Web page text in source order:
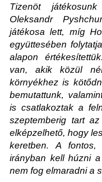
Tizenöt
Oleksandr
játékosa lett, míg
együttesében
alapon
van, akik közül
környékhez is
bemutattunk,
is csatlakoztak a
szeptemberig tart
elképzelhető, hogy
keretben. A
irányban kell húzni
nem fog elmaradni a